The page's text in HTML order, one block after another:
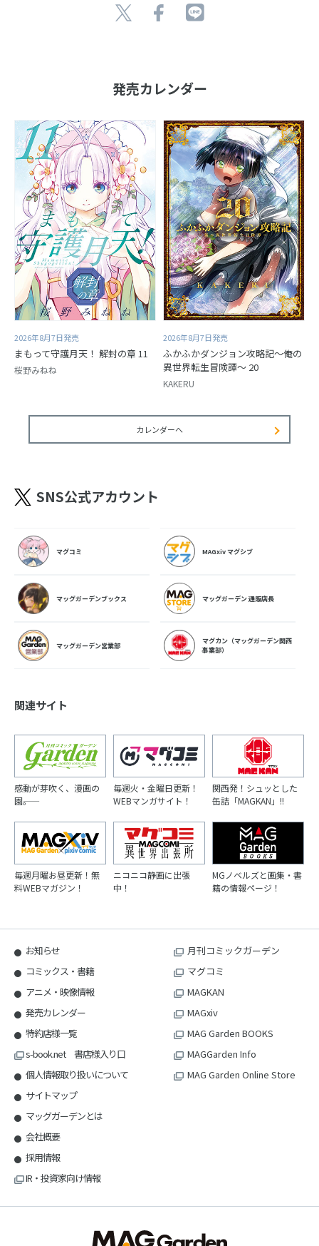
発売カレンダー
2026年8月7日発売
まもって守護月天！ 解封の章 11
桜野みねね
2026年8月7日発売
ふかふかダンジョン攻略記～俺の
異世界転生冒険譚～ 20
KAKERU
カレンダーへ
SNS公式アカウント
マグコミ MAGxiv マグシブ
マッグガーデンブックス マッグガーデン 通販店長
マッグガーデン営業部
マグカン（マッグガーデン関西
事業部）
関連サイト
感動が芽吹く、漫画の
園――。
毎週火・金曜日更新！
WEBマンガサイト！
関西発！シュッとした
缶詰「MAGKAN」!!
毎週月曜お昼更新！無
料WEBマガジン！
ニコニコ静画に出張
中！
MGノベルズと画集・書
籍の情報ページ！
お知らせ
コミックス・書籍
アニメ・映像情報
発売カレンダー
特約店様一覧
s-book.net 書店様入り口
個人情報取り扱いについて
サイトマップ
マッグガーデンとは
会社概要
採用情報
IR・投資家向け情報
月刊コミックガーデン
マグコミ
MAGKAN
MAGxiv
MAG Garden BOOKS
MAGGarden Info
MAG Garden Online Store